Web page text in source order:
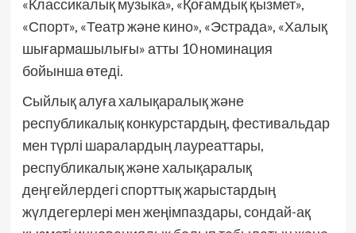
«Классикалық музыка», «Қоғамдық қызмет»,
«Спорт», «Театр және кино», «Эстрада», «Халық
шығармашылығы» атты 10 номинация
бойынша өтеді.
Сыйлық алуға халықаралық және
республикалық конкурстардың, фестивальдар
мен түрлі шаралардың лауреаттары,
республикалық және халықаралық
деңгейлердегі спорттық жарыстардың
жүлдегерлері мен жеңімпаздары, сондай-ақ